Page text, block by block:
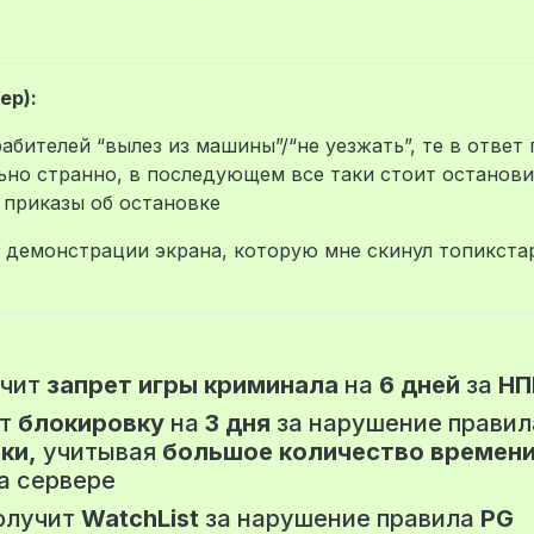
“вылез из машины”/“не уезжать”, те в ответ
странно, в последующем все таки стоит
об остановке
экрана, которую мне скинул
запрет игры криминала на 6 дней за
блокировку на 3 дня за нарушение
учитывая большое количество
сервере
WatchList за нарушение правила PG